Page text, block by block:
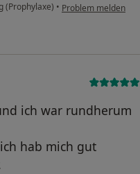
(Prophylaxe) • Problem melden
ich war rundherum
hab mich gut